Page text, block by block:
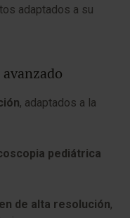
adaptados a su
, adaptados a la
pediátrica
de alta resolución,